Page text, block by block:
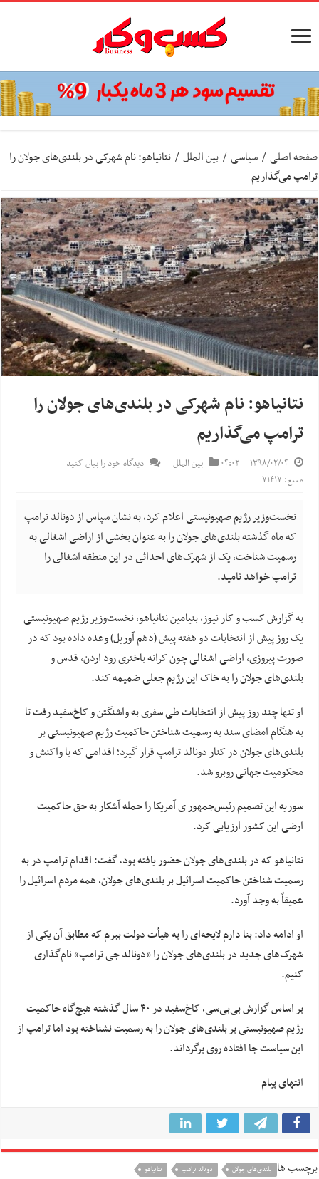
صفحه اصلی / سیاسی / بین الملل / نتانیاهو: نام شهرکی در بلندی‌های جولان را
ترامپ می‌گذاریم
نتانیاهو: نام شهرکی در بلندی‌های جولان را
ترامپ می‌گذاریم
۱۳۹۸/۰۲/۰۴ ۰۴:۰۲ بین الملل
دیدگاه خود را بیان کنید
منبع: ۷۱۴۱۷
نخست‌وزیر رژیم صهیونیستی اعلام کرد، به نشان سپاس از دونالد ترامپ
که ماه گذشته بلندی‌های جولان را به عنوان بخشی از اراضی اشغالی به
رسمیت شناخت، یک از شهرک‌های احداثی در این منطقه اشغالی را
ترامپ خواهد نامید.
به گزارش کسب و کار نیوز، بنیامین نتانیاهو، نخست‌وزیر رژیم صهیونیستی
یک روز پیش از انتخابات دو هفته پیش (دهم آوریل) وعده داده بود که در
صورت پیروزی، اراضی اشغالی چون کرانه باختری رود اردن، قدس و
بلندی‌های جولان را به خاک این رژیم جعلی ضمیمه کند.
او تنها چند روز پیش از انتخابات طی سفری به واشنگتن و کاخ‌سفید رفت تا
به هنگام امضای سند به رسمیت شناختن حاکمیت رژیم صهیونیستی بر
بلندی‌های جولان در کنار دونالد ترامپ قرار گیرد؛ اقدامی که با واکنش و
محکومیت جهانی روبرو شد.
سوریه این تصمیم رئیس‌جمهوریآمریکا را حمله آشکار به حق حاکمیت
ارضی این کشور ارزیابی کرد.
نتانیاهو که در بلندی‌های جولان حضور یافته بود، گفت: اقدام ترامپ در به
رسمیت شناختن حاکمیت اسرائیل بر بلندی‌های جولان، همه مردم اسرائیل را
عمیقاً بهوجدآورد.
او ادامه داد: بنا دارم لایحه‌ای را به هیأت دولت ببرم که مطابق آن یکی از
شهرک‌های جدید در بلندی‌های جولان را «دونالدجیترامپ» نام‌گذاری
کنیم.
بر اساس گزارش بی‌بی‌سی، کاخ‌سفید در ۴۰ سال گذشته هیچ‌گاه حاکمیت
رژیم صهیونیستی بر بلندی‌های جولان را به رسمیت نشناخته بود اما ترامپ از
این سیاست جا افتاده روی برگرداند.
انتهای پیام
برچسب ها بلندی‌های جولان دونالد ترامپ نتانياهو